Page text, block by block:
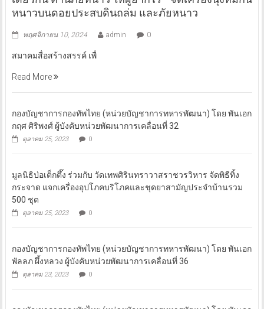
หนาวบนดอยประสบดินถล่ม และภัยหนาว
พฤศจิกายน 10, 2024 admin 0
สมาคมสื่อสร้างสรรค์ เพื่
Read More
กองบัญชาการกองทัพไทย (หน่วยบัญชาการทหารพัฒนา) โดย พันเอก
กฤศ ศิริพงศ์ ผู้บังคับหน่วยพัฒนาการเคลื่อนที่ 32
ตุลาคม 25, 2023 0
มูลนิธิป่อเต็กตึ๊ง ร่วมกับ วัดเทพศิรินทราวาสราชวรวิหาร จัดพิธีทิ้ง
กระจาด แจกเครื่องอุปโภคบริโภคและชุดยาสามัญประจำบ้านรวม
500 ชุด
ตุลาคม 25, 2023 0
กองบัญชาการกองทัพไทย (หน่วยบัญชาการทหารพัฒนา) โดย พันเอก
พัลลภ ผึ้งหลวง ผู้บังคับหน่วยพัฒนาการเคลื่อนที่ 36
ตุลาคม 23, 2023 0